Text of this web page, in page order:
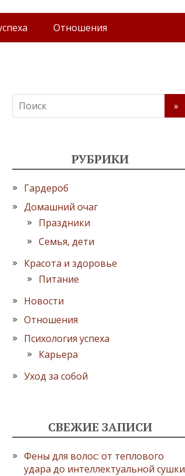
Отношения
РУБРИКИ
Гардероб
Домашний очаг
Праздники
Семья, дети
Красота и здоровье
Питание
Новости
Отношения
Психология успеха
Карьера
Уход за собой
СВЕЖИЕ ЗАПИСИ
Фены для волос: от теплового
удара до интеллектуальной сушки